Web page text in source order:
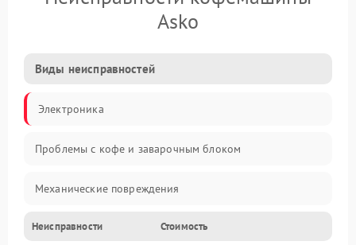
Asko
Виды неисправностей
Электроника
Проблемы с кофе и заварочным блоком
Механические повреждения
Прочие неисправности
Неисправности Стоимость